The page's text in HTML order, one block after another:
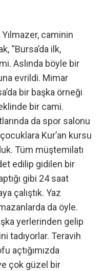
caminin
“Bursa’da ilk,
Aslında böyle bir
evrildi. Mimar
bir başka örneği
bir cami.
da spor salonu
Kur’an kursu
Tüm müştemilatı
edilip gidilen bir
gibi 24 saat
çalıştık. Yaz
da öyle.
yerlerinden gelip
tadıyorlar. Teravih
açtığımızda
çok güzel bir